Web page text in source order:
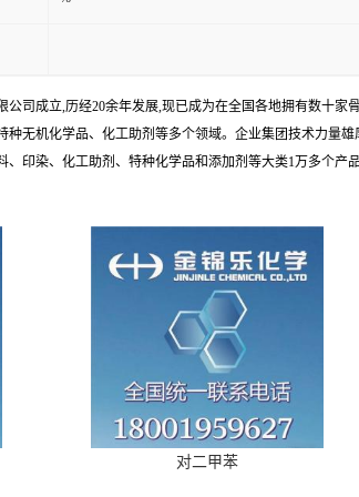
司成立,历经20余年发展,现已成为在全国各地拥有数十
无机化学品、化工助剂等多个领域。企业集团技术力量
印染、化工助剂、特种化学品和添加剂等大类1万多个产
对二甲苯